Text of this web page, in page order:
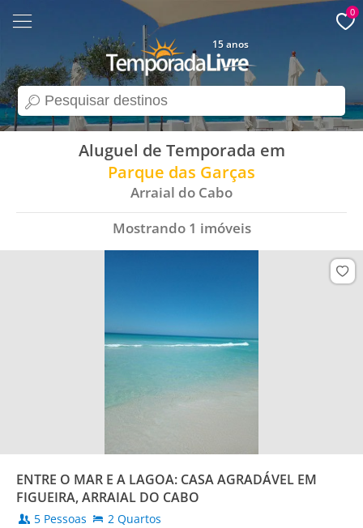
search
15 anos
0
Aluguel de Temporada em
Parque das Garças
Arraial do Cabo
Mostrando 1 imóveis
ENTRE O MAR E A LAGOA: CASA AGRADÁVEL EM
FIGUEIRA, ARRAIAL DO CABO
5 Pessoas 2 Quartos